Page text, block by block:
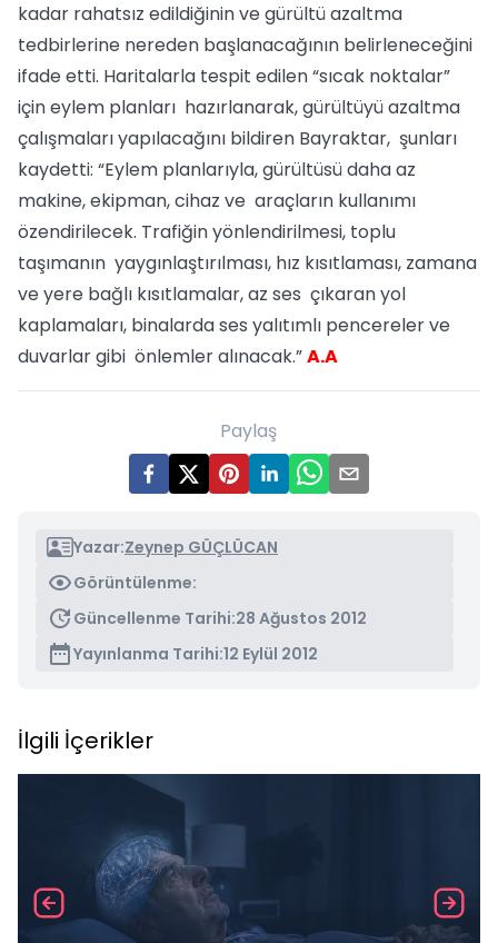
kadar rahatsız edildiğinin ve gürültü azaltma
tedbirlerine nereden başlanacağının belirleneceğini
ifade etti. Haritalarla tespit edilen “sıcak noktalar”
için eylem planları hazırlanarak, gürültüyü azaltma
çalışmaları yapılacağını bildiren Bayraktar, şunları
kaydetti: “Eylem planlarıyla, gürültüsü daha az
makine, ekipman, cihaz ve araçların kullanımı
özendirilecek. Trafiğin yönlendirilmesi, toplu
taşımanın yaygınlaştırılması, hız kısıtlaması, zamana
ve yere bağlı kısıtlamalar, az ses çıkaran yol
kaplamaları, binalarda ses yalıtımlı pencereler ve
duvarlar gibi önlemler alınacak.”A.A
Paylaş
Yazar:Zeynep GÜÇLÜCAN
Görüntülenme:
Güncellenme Tarihi:28 Ağustos 2012
Yayınlanma Tarihi:12 Eylül 2012
İlgili İçerikler